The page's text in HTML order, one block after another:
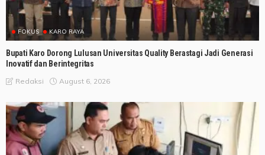
FOKUS KARO RAYA
Bupati Karo Dorong Lulusan Universitas Quality Berastagi Jadi Generasi
Inovatif dan Berintegritas
Redaksi August 6, 2026